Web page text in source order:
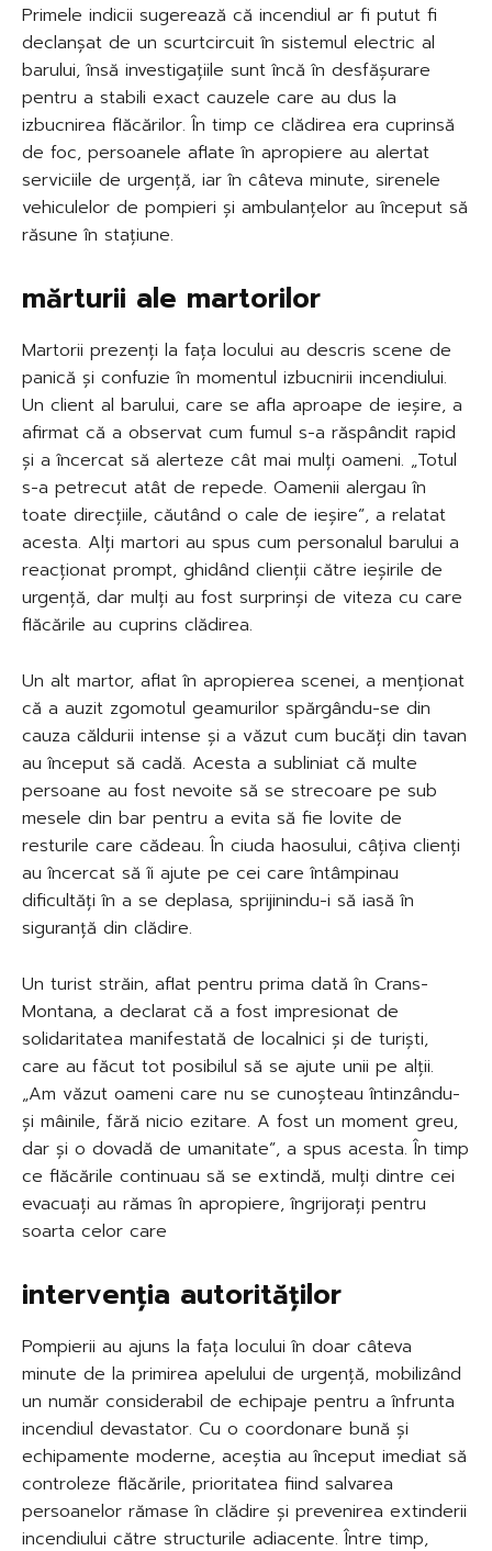
Primele indicii sugerează că incendiul ar fi putut fi
declanșat de un scurtcircuit în sistemul electric al
barului, însă investigațiile sunt încă în desfășurare
pentru a stabili exact cauzele care au dus la
izbucnirea flăcărilor. În timp ce clădirea era cuprinsă
de foc, persoanele aflate în apropiere au alertat
serviciile de urgență, iar în câteva minute, sirenele
vehiculelor de pompieri și ambulanțelor au început să
răsune în stațiune.
mărturii ale martorilor
Martorii prezenți la fața locului au descris scene de
panică și confuzie în momentul izbucnirii incendiului.
Un client al barului, care se afla aproape de ieșire, a
afirmat că a observat cum fumul s-a răspândit rapid
și a încercat să alerteze cât mai mulți oameni. „Totul
s-a petrecut atât de repede. Oamenii alergau în
toate direcțiile, căutând o cale de ieșire”, a relatat
acesta. Alți martori au spus cum personalul barului a
reacționat prompt, ghidând clienții către ieșirile de
urgență, dar mulți au fost surprinși de viteza cu care
flăcările au cuprins clădirea.
Un alt martor, aflat în apropierea scenei, a menționat
că a auzit zgomotul geamurilor spărgându-se din
cauza căldurii intense și a văzut cum bucăți din tavan
au început să cadă. Acesta a subliniat că multe
persoane au fost nevoite să se strecoare pe sub
mesele din bar pentru a evita să fie lovite de
resturile care cădeau. În ciuda haosului, câțiva clienți
au încercat să îi ajute pe cei care întâmpinau
dificultăți în a se deplasa, sprijinindu-i să iasă în
siguranță din clădire.
Un turist străin, aflat pentru prima dată în Crans-
Montana, a declarat că a fost impresionat de
solidaritatea manifestată de localnici și de turiști,
care au făcut tot posibilul să se ajute unii pe alții.
„Am văzut oameni care nu se cunoșteau întinzându-
și mâinile, fără nicio ezitare. A fost un moment greu,
dar și o dovadă de umanitate”, a spus acesta. În timp
ce flăcările continuau să se extindă, mulți dintre cei
evacuați au rămas în apropiere, îngrijorați pentru
soarta celor care
intervenția autorităților
Pompierii au ajuns la fața locului în doar câteva
minute de la primirea apelului de urgență, mobilizând
un număr considerabil de echipaje pentru a înfrunta
incendiul devastator. Cu o coordonare bună și
echipamente moderne, aceștia au început imediat să
controleze flăcările, prioritatea fiind salvarea
persoanelor rămase în clădire și prevenirea extinderii
incendiului către structurile adiacente. Între timp,